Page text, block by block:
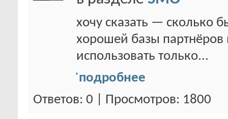
хочу сказать — сколько
хорошей базы
использовать только...
подробнее
Ответов: 0 | Просмотров: 1800